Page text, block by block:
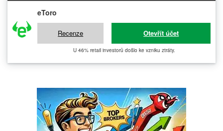
eToro
Recenze Otevřít účet
U 46% retail investorů došlo ke vzniku ztráty.